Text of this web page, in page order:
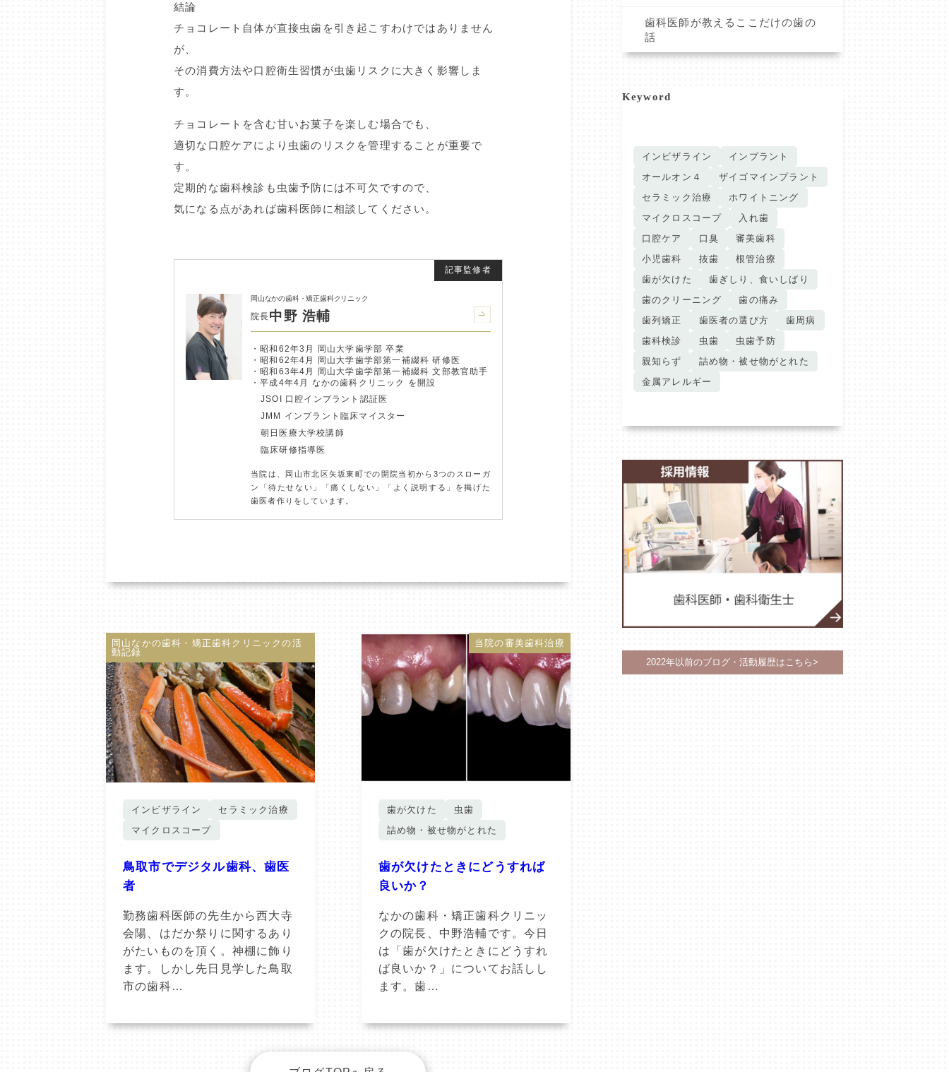
結論
チョコレート自体が直接虫歯を引き起こすわけではありません
が、
その消費方法や口腔衛生習慣が虫歯リスクに大きく影響しま
す。
チョコレートを含む甘いお菓子を楽しむ場合でも、
適切な口腔ケアにより虫歯のリスクを管理することが重要で
す。
定期的な歯科検診も虫歯予防には不可欠ですので、
気になる点があれば歯科医師に相談してください。
岡山なかの歯科・矯正歯科クリニック
院長中野 浩輔
昭和62年3月 岡山大学歯学部 卒業
昭和62年4月 岡山大学歯学部第一補綴科 研修医
昭和63年4月 岡山大学歯学部第一補綴科 文部教官助手
平成4年4月 なかの歯科クリニック を開設
JSOI 口腔インプラント認証医
JMM インプラント臨床マイスター
朝日医療大学校講師
臨床研修指導医
当院は、岡山市北区矢坂東町での開院当初から3つのスローガ
ン「待たせない」「痛くしない」「よく説明する」を掲げた
歯医者作りをしています。
岡山なかの歯科・矯正歯科クリニックの活
動記録
インビザライン
セラミック治療
マイクロスコープ
鳥取市でデジタル歯科、歯医
者
勤務歯科医師の先生から西大寺
会陽、はだか祭りに関するあり
がたいものを頂く。神棚に飾り
ます。しかし先日見学した鳥取
市の歯科…
当院の審美歯科治療
歯が欠けた
虫歯
詰め物・被せ物がとれた
歯が欠けたときにどうすれば
良いか？
なかの歯科・矯正歯科クリニッ
クの院長、中野浩輔です。今日
は「歯が欠けたときにどうすれ
ば良いか？」についてお話しし
ます。歯…
歯科医師が教えるここだけの歯の
話
Keyword
インビザライン
インプラント
オールオン４
ザイゴマインプラント
セラミック治療
ホワイトニング
マイクロスコープ
入れ歯
口腔ケア
口臭
審美歯科
小児歯科
抜歯
根管治療
歯が欠けた
歯ぎしり、食いしばり
歯のクリーニング
歯の痛み
歯列矯正
歯医者の選び方
歯周病
歯科検診
虫歯
虫歯予防
親知らず
詰め物・被せ物がとれた
金属アレルギー
2022年以前のブログ・活動履歴はこちら>